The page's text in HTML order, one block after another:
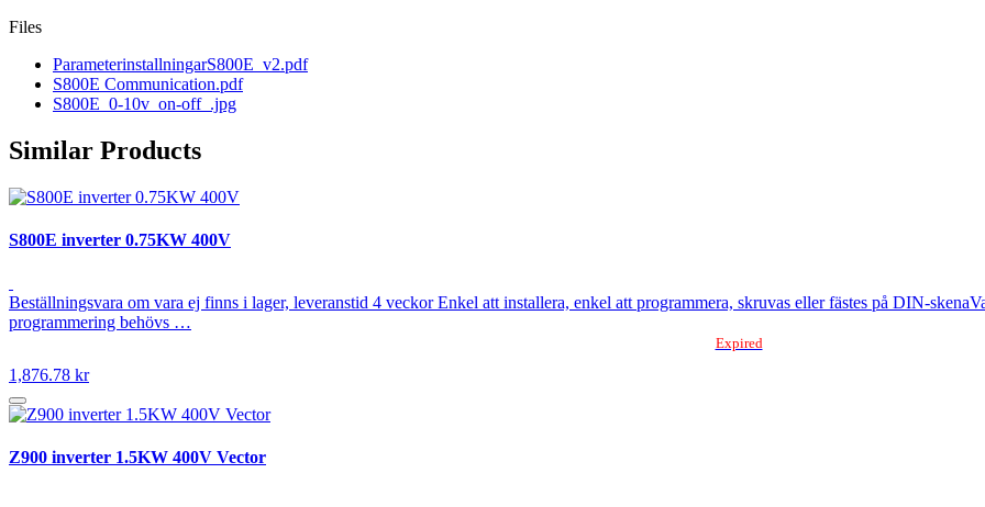
Files
ParameterinstallningarS800E_v2.pdf
S800E Communication.pdf
S800E_0-10v_on-off_.jpg
Similar Products
S800E inverter 0.75KW 400V
Beställningsvara om vara ej finns i lager, leveranstid 4 veckor Enkel att installera, enkel att programmera, skruvas eller fästes på DIN-
programmering behövs …
Expired
1,876.78 kr
Z900 inverter 1.5KW 400V Vector